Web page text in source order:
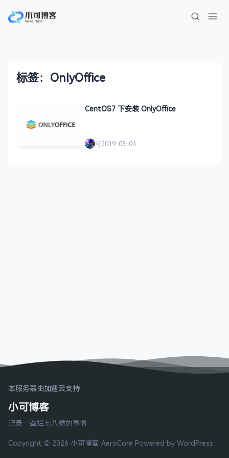
标签：OnlyOffice
CentOS7 下安装 OnlyOffice
可2019-05-04
本服务器由加速云支持
小可博客
记录一些烂七八糟的事情
Copyright © 2026 小可博客 AeroCore Powered by WordPress